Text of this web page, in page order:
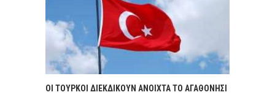
ΟΙ ΤΟΎΡΚΟΙ ΔΙΕΚΔΙΚΟΎΝ ΑΝΟΙΧΤΆ ΤΟ ΑΓΑΘΟΝΉΣΙ